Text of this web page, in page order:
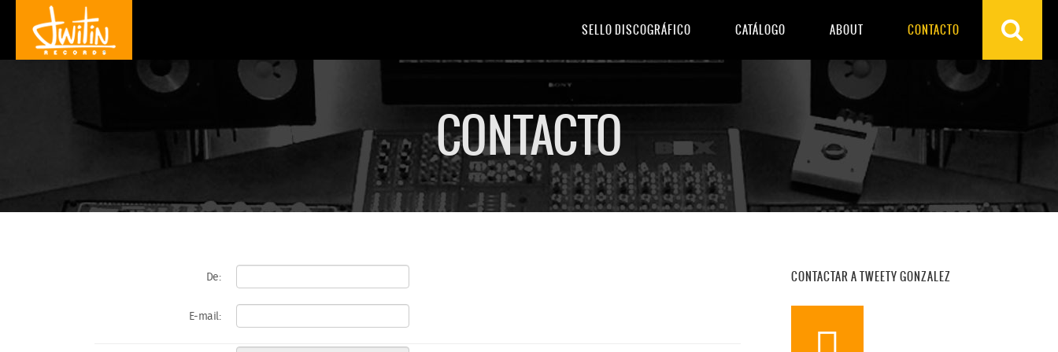
SELLO DISCOGRÁFICO CATÁLOGO ABOUT CONTACTO
CONTACTO
De:
E-mail:
CONTACTAR A TWEETY GONZALEZ